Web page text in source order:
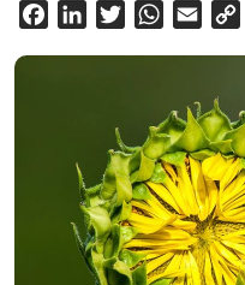
FacebookLinkedInTwitterWhatsApp
Email